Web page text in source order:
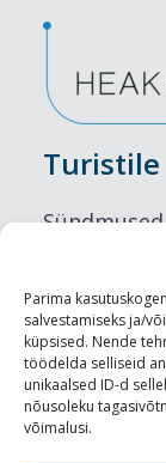
Parima
salvestamiseks ja/
küpsised. Nende
töödelda selliseid
unikaalsed ID-d
nõusoleku
võimalusi.
Turistile
Sündmused
Visit Tallinn